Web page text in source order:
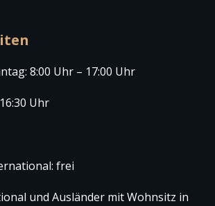
8:00 Uhr – 17:00 Uhr
Uhr
frei
und Ausländer mit Wohnsitz in